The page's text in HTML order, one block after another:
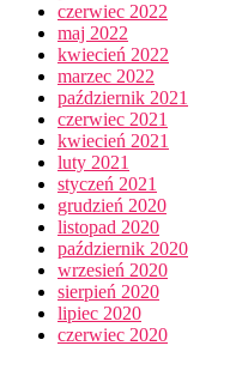
czerwiec 2022
maj 2022
kwiecień 2022
marzec 2022
październik 2021
czerwiec 2021
kwiecień 2021
luty 2021
styczeń 2021
grudzień 2020
listopad 2020
październik 2020
wrzesień 2020
sierpień 2020
lipiec 2020
czerwiec 2020